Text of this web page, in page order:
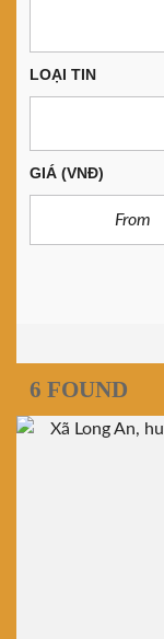
LOẠI TIN
GIÁ (VNĐ)
6 FOUND